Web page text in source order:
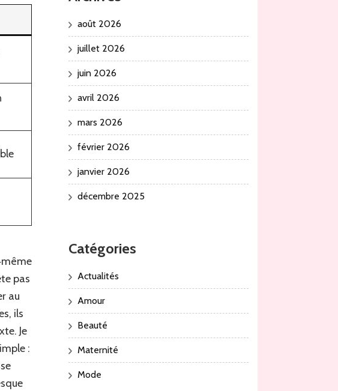
pas
au
ils
Je
:
août 2026
juillet 2026
juin 2026
avril 2026
mars 2026
février 2026
janvier 2026
décembre 2025
Catégories
Actualités
Amour
Beauté
Maternité
Mode